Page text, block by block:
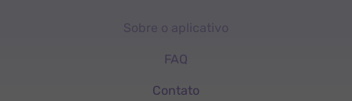
Sobre o aplicativo
FAQ
Contato